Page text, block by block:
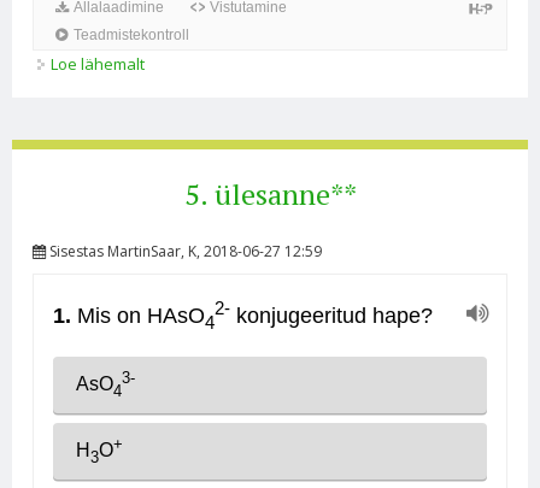
Loe lähemalt
5. ülesanne**
Sisestas MartinSaar, K, 2018-06-27 12:59